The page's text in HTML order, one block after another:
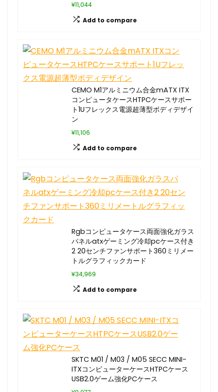
¥11,044
Add to compare
CEMO M1アルミニウム合金mATX ITX
コンピュータケースHTPCケースサポー
ト1Uフレックス電源超薄型ボディデザイ
ン
¥11,106
Add to compare
Rgbコンピュータケース両面強化ガラス
パネルatxゲーミング冷却pcケース付き
2 20センチファンサポート360ミリメー
トルグラフィックカード
¥34,969
Add to compare
SKTC M01 / M03 / M05 SECC MINI-
ITXコンピューターケースHTPCケース
USB2.0ゲーム強化PCケース